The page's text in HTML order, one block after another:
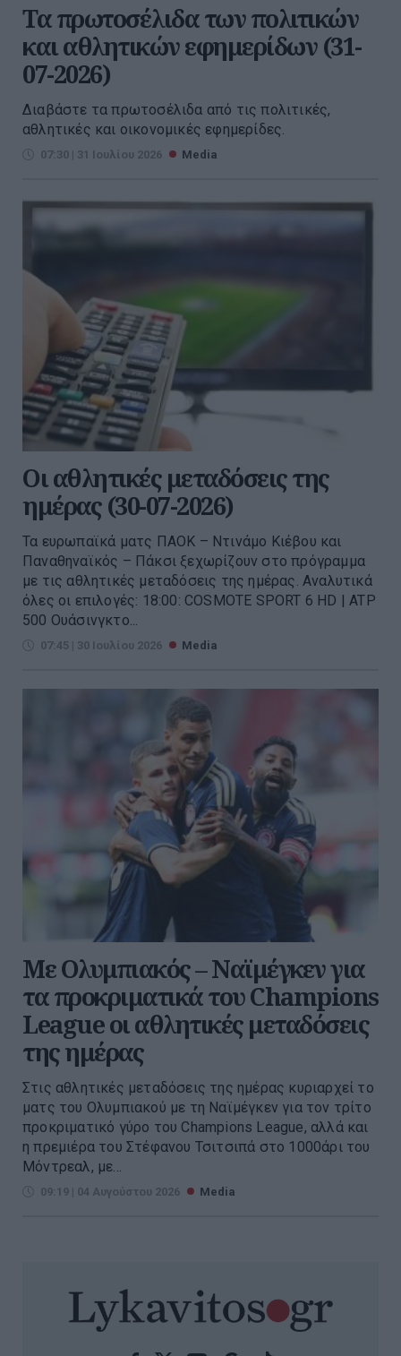
Τα πρωτοσέλιδα των πολιτικών
και αθλητικών εφημερίδων (31-
07-2026)
Διαβάστε τα πρωτοσέλιδα από τις πολιτικές,
αθλητικές και οικονομικές εφημερίδες.
07:30 | 31 Ιουλίου 2026 Media
Οι αθλητικές μεταδόσεις της
ημέρας (30-07-2026)
Τα ευρωπαϊκά ματς ΠΑΟΚ – Ντινάμο Κιέβου και
Παναθηναϊκός – Πάκσι ξεχωρίζουν στο πρόγραμμα
με τις αθλητικές μεταδόσεις της ημέρας. Αναλυτικά
όλες οι επιλογές: 18:00: COSMOTE SPORT 6 HD | ATP
500 Ουάσινγκτο...
07:45 | 30 Ιουλίου 2026 Media
Με Ολυμπιακός – Ναϊμέγκεν για
τα προκριματικά του Champions
League οι αθλητικές μεταδόσεις
της ημέρας
Στις αθλητικές μεταδόσεις της ημέρας κυριαρχεί το
ματς του Ολυμπιακού με τη Ναϊμέγκεν για τον τρίτο
προκριματικό γύρο του Champions League, αλλά και
η πρεμιέρα του Στέφανου Τσιτσιπά στο 1000άρι του
Μόντρεαλ, με...
09:19 | 04 Αυγούστου 2026 Media